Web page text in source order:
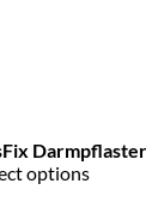
options